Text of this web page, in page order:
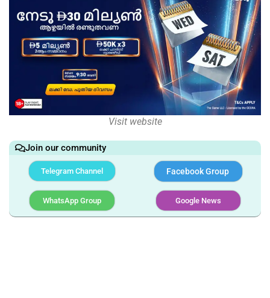
Visit website
Join our community
Telegram Channel Facebook Group
WhatsApp Group Google News